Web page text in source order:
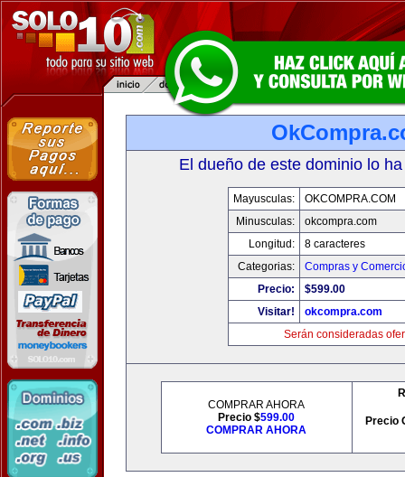
El dueño de este dominio lo
Mayusculas:
OKCOMPRA.COM
Minusculas:
okcompra.com
Longitud:
8 caracteres
Categorias:
Compras y
Precio:
$599.00
Visitar!
okcompra.com
Serán consideradas
COMPRAR AHORA
Precio $599.00
COMPRAR AHORA
Precio